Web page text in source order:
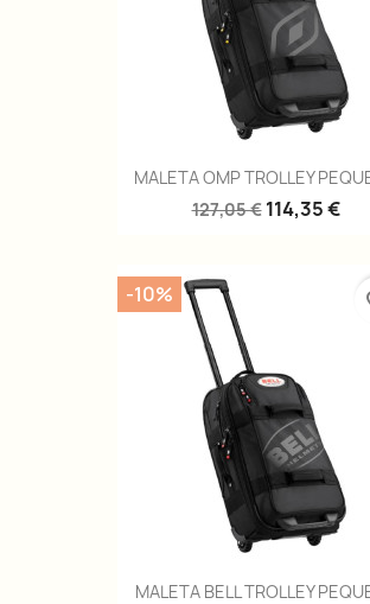
MALETA OMP TROLLEY
127,05 € 114,35 €
MALETA BELL TROLLEY
-10%